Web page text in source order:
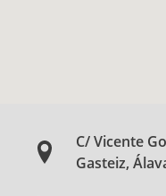
C/ Vicente
Gasteiz,